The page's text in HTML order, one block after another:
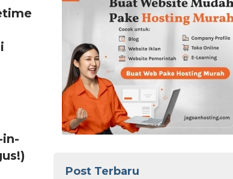
in-
Post Terbaru